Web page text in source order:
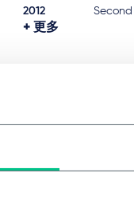
2012
更多